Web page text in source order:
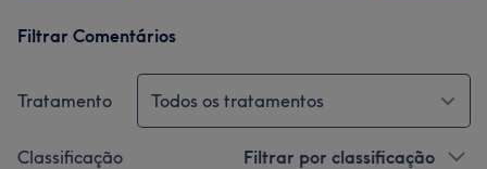
Filtrar Comentários
Tratamento Todos os tratamentos
Classificação Filtrar por classificação